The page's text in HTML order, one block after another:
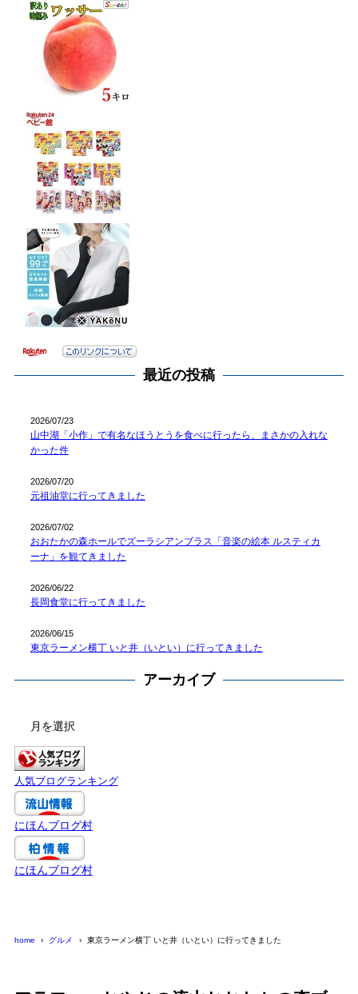
最近の投稿
山中湖「小作」で有名なほうとうを食べに行ったら、まさかの入れな
かった件
2026/07/23
元祖油堂に行ってきました
2026/07/20
おおたかの森ホールでズーラシアンブラス「音楽の絵本 ルスティカ
ーナ」を観てきました
2026/07/02
長岡食堂に行ってきました
2026/06/22
東京ラーメン横丁 いと井（いとい）に行ってきました
2026/06/15
アーカイブ
カ
イ
ブ
人気ブログランキング
にほんブログ村
にほんブログ村
home グルメ 東京ラーメン横丁 いと井（いとい）に行ってきました